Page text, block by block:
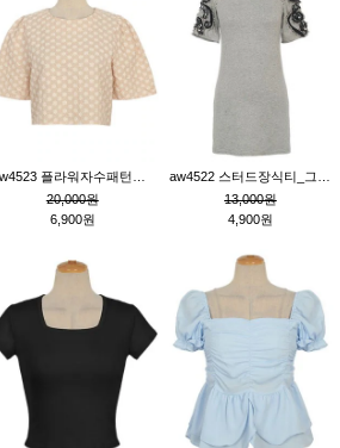
20,000원
6,900원
13,000원
4,900원